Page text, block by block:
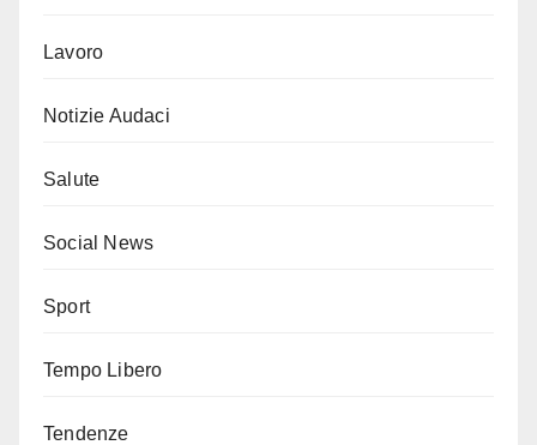
Lavoro
Notizie Audaci
Salute
Social News
Sport
Tempo Libero
Tendenze